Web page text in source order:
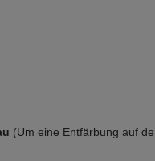
(Um eine Entfärbung auf